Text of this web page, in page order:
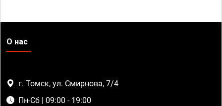
О нас
г. Томск, ул. Смирнова, 7/4
Пн-Сб | 09:00 - 19:00